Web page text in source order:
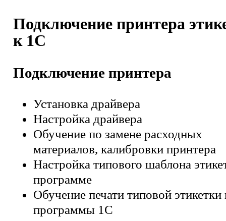
Подключение принтера
к 1С
Подключение принтера
Установка драйвера
Настройка драйвера
Обучение по замене расходных
материалов, калибровки принтера
Настройка типового шаблона
программе
Обучение печати типовой этикетки
программы 1С